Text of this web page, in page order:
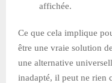
affichée.
Ce que cela implique
être une vraie solution
une alternative
inadapté, il peut ne rien